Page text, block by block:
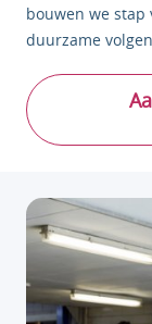
bouwen we stap
duurzame